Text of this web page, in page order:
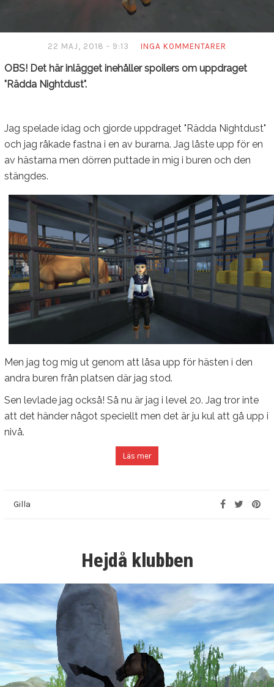
22 MAJ, 2018 - 9:13 INGA KOMMENTARER
OBS! Det här inlägget inehåller spoilers om uppdraget
"Rädda Nightdust".
Jag spelade idag och gjorde uppdraget "Rädda Nightdust"
och jag råkade fastna i en av burarna. Jag låste upp för en
av hästarna men dörren puttade in mig i buren och den
stängdes.
Men jag tog mig ut genom att låsa upp för hästen i den
andra buren från platsen där jag stod.
Sen levlade jag också! Så nu är jag i level 20. Jag tror inte
att det händer något speciellt men det är ju kul att gå upp i
nivå.
Läs mer
Gilla
Hejdå klubben